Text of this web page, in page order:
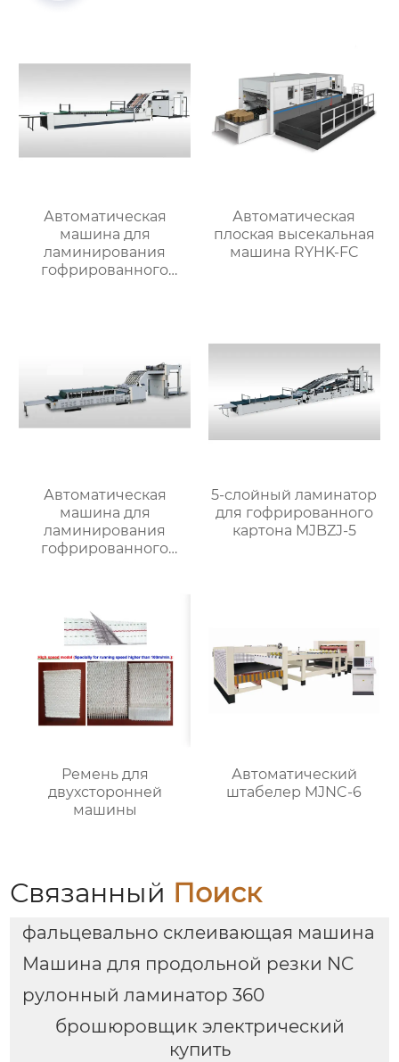
Автоматическая
машина для
ламинирования
гофрированного
Автоматическая
плоская высекальная
машина RYHK-FC
Автоматическая
машина для
ламинирования
гофрированного
5-слойный ламинатор
для гофрированного
картона MJBZJ-5
Ремень для
двухсторонней
машины
Автоматический
штабелер MJNC-6
Связанный Поиск
фальцевально склеивающая машина
Машина для продольной резки NC
рулонный ламинатор 360
брошюровщик электрический
купить